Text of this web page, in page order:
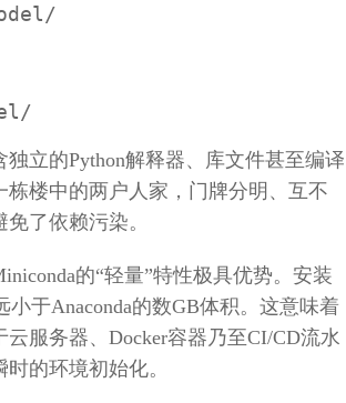
立的Python解释器、库文件甚至编译
栋楼中的两户人家，门牌分明、互不
了依赖污染。
的“轻量”特性极具优势。安装
小于Anaconda的数GB体积。这意味着
服务器、Docker容器乃至CI/CD流水
的环境初始化。